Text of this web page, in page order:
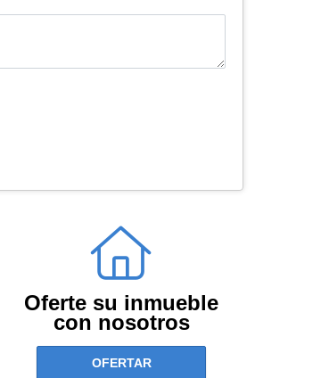
Oferte su inmueble
con nosotros
OFERTAR